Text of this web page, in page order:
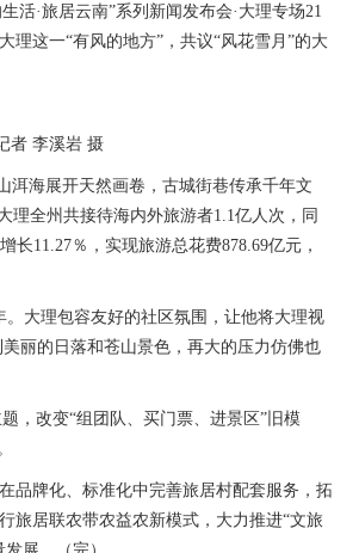
活·旅居云南”系列新闻发布会·大理专场21
理这一“有风的地方”，共议“风花雪月”的大
者 李溪岩 摄
洱海展开天然画卷，古城街巷传承千年文
理全州共接待海内外旅游者1.1亿人次，同
长11.27％，实现旅游总花费878.69亿元，
大理包容友好的社区氛围，让他将大理视
丽的日落和苍山景色，再大的压力仿佛也
，改变“组团队、买门票、进景区”旧模
品牌化、标准化中完善旅居村配套服务，拓
旅居联农带农益农新模式，大力推进“文旅